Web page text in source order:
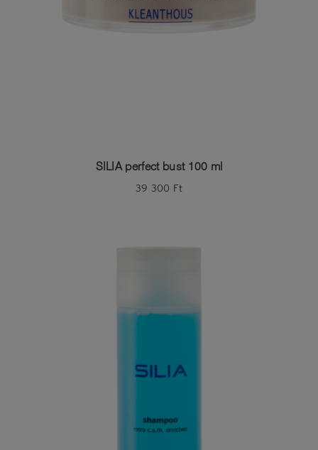
SILIA perfect bust 100 ml
39 300 Ft